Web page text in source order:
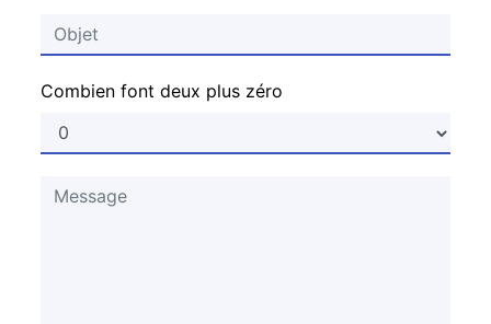
Combien font deux plus zéro